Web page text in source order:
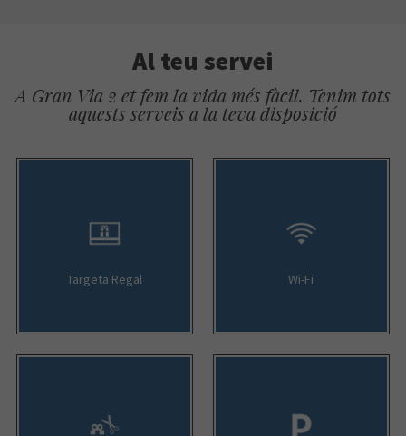
Al teu servei
A Gran Via 2 et fem la vida més fàcil. Tenim tots
aquests serveis a la teva disposició
Targeta Regal Wi-Fi